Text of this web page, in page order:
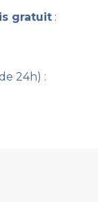
gratuit :
24h) :